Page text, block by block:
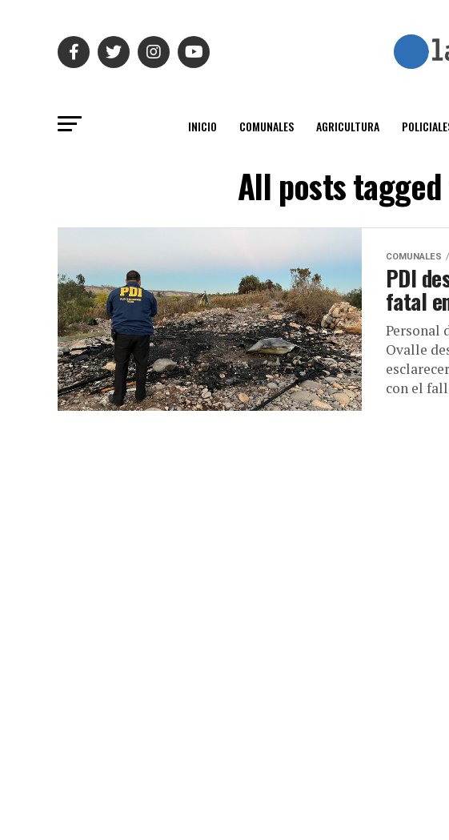
INICIO COMUNALES AGRICULTURA
All posts
COMUNALES
PDI
fatal
Personal
Ovalle
con el